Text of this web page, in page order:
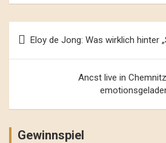
Navigation
Eloy de Jong: Was wirklich hinter
Ancst live in
Gewinnspiel